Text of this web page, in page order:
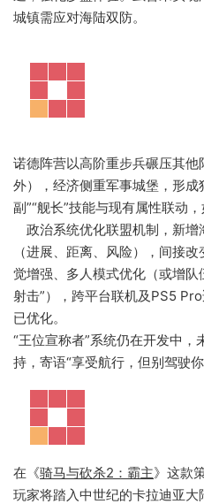
城镇需应对海陆双防。
诺德阵营以高阶重步兵碾压其
外），经济侧重军事城堡，形成
副”“舰长”技能与现有属性联动
政治系统优化联盟机制，新增
（进展、距离、风险），间接
觉增强、多人模式优化（或增
射击”），跨平台联机及PS5
已优化。
“王位宣称者”系统仍在开发中
持，寄语“享受航行，但别驾驶你
在《骑马与砍杀2：霸主》这款
玩家将踏入中世纪的卡拉迪亚